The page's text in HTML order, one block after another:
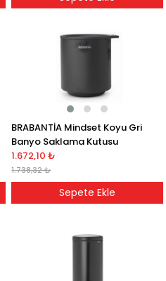
BRABANTİA Mindset Koyu Gri
Banyo Saklama Kutusu
1.672,10 ₺
1.738,32 ₺
Sepete Ekle